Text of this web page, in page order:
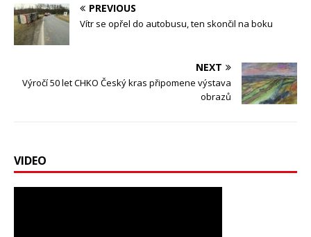
PREVIOUS
Vítr se opřel do autobusu, ten skončil na boku
NEXT
Výročí 50 let CHKO Český kras připomene výstava
obrazů
VIDEO